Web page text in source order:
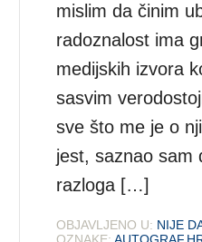
mislim da činim
radoznalost ima
medijskih izvora
sasvim
sve što me je o
jest, saznao sam
razloga […]
OBJAVLJENO U: NIJE